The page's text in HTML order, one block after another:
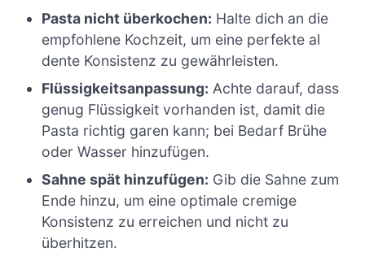
Pasta nicht überkochen: Halte dich an die
empfohlene Kochzeit, um eine perfekte al
dente Konsistenz zu gewährleisten.
Flüssigkeitsanpassung: Achte darauf, dass
genug Flüssigkeit vorhanden ist, damit die
Pasta richtig garen kann; bei Bedarf Brühe
oder Wasser hinzufügen.
Sahne spät hinzufügen: Gib die Sahne zum
Ende hinzu, um eine optimale cremige
Konsistenz zu erreichen und nicht zu
überhitzen.